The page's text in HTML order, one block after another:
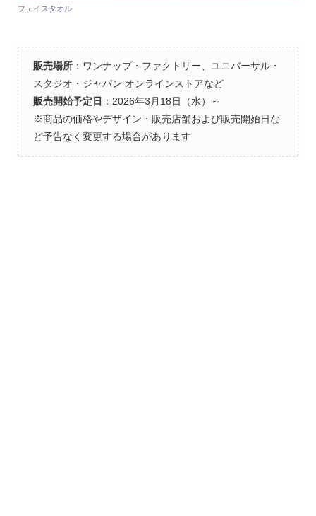
フェイスタオル
販売場所：ワンナップ・ファクトリー、ユニバーサル・
スタジオ・ジャパン オンラインストアなど
販売開始予定日 ：2026年3月18日（水）～
※商品の価格やデザイン・販売店舗および販売開始日な
ど予告なく変更する場合があります